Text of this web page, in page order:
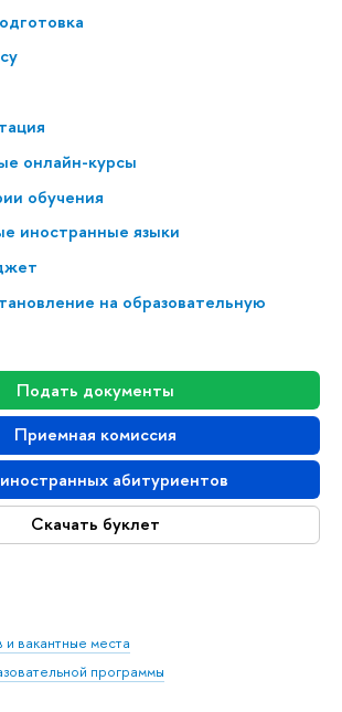
онлайн-курсы
обучения
иностранные языки
на образовательную
Подать документы
Приемная комиссия
абитуриентов
Скачать буклет
и вакантные места
программы